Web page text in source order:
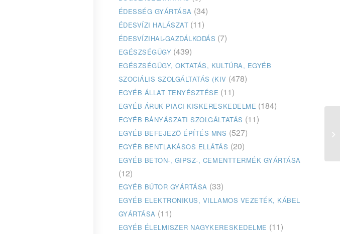
ÉDESSÉG GYÁRTÁSA (34)
ÉDESVÍZI HALÁSZAT (11)
ÉDESVÍZIHAL-GAZDÁLKODÁS (7)
EGÉSZSÉGÜGY (439)
EGÉSZSÉGÜGY, OKTATÁS, KULTÚRA, EGYÉB
SZOCIÁLIS SZOLGÁLTATÁS (KIV (478)
EGYÉB ÁLLAT TENYÉSZTÉSE (11)
EGYÉB ÁRUK PIACI KISKERESKEDELME (184)
EGYÉB BÁNYÁSZATI SZOLGÁLTATÁS (11)
EGYÉB BEFEJEZŐ ÉPÍTÉS MNS (527)
EGYÉB BENTLAKÁSOS ELLÁTÁS (20)
EGYÉB BETON-, GIPSZ-, CEMENTTERMÉK GYÁRTÁSA
(12)
EGYÉB BÚTOR GYÁRTÁSA (33)
EGYÉB ELEKTRONIKUS, VILLAMOS VEZETÉK, KÁBEL
GYÁRTÁSA (11)
EGYÉB ÉLELMISZER NAGYKERESKEDELME (11)